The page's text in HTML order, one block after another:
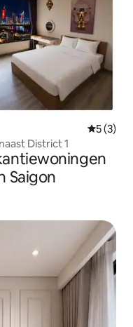
5 (3)
District 1
Saigon